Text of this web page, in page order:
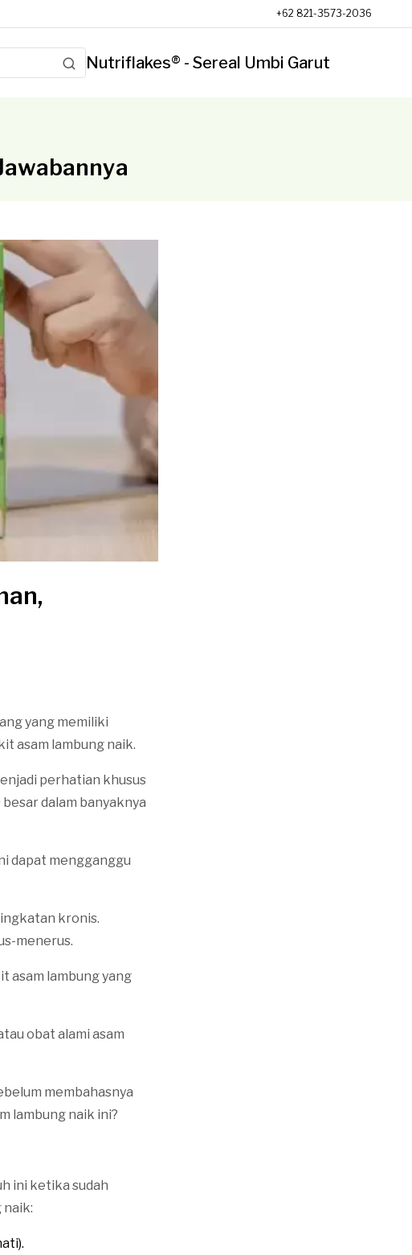
+62 821-3573-2036
Nutriflakes® - Sereal Umbi Garut
yang memiliki
asam lambung naik.
perhatian khusus
dalam banyaknya
dapat mengganggu
kronis.
menerus.
asam lambung yang
obat alami asam
membahasnya
lambung naik ini?
ini ketika sudah
naik: